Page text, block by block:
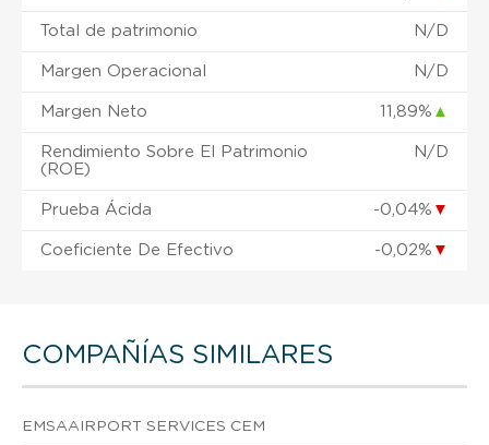
Total de patrimonio N/D
Margen Operacional N/D
Margen Neto 11,89% ▲
Rendimiento Sobre El Patrimonio
(ROE)
N/D
Prueba Ácida -0,04% ▼
Coeficiente De Efectivo -0,02% ▼
COMPAÑÍAS SIMILARES
EMSAAIRPORT SERVICES CEM